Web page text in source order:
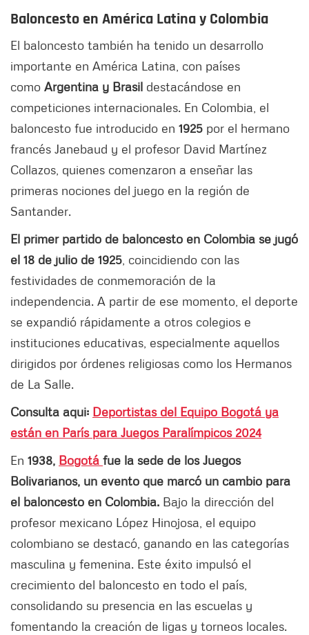
Baloncesto en América Latina y Colombia
El baloncesto también ha tenido un desarrollo
importante en América Latina, con países
como Argentina y Brasil destacándose en
competiciones internacionales. En Colombia, el
baloncesto fue introducido en 1925 por el hermano
francés Janebaud y el profesor David Martínez
Collazos, quienes comenzaron a enseñar las
primeras nociones del juego en la región de
Santander.
El primer partido de baloncesto en Colombia se jugó
el 18 de julio de 1925 , coincidiendo con las
festividades de conmemoración de la
independencia. A partir de ese momento, el deporte
se expandió rápidamente a otros colegios e
instituciones educativas, especialmente aquellos
dirigidos por órdenes religiosas como los Hermanos
de La Salle.
Consulta aqui: Deportistas del Equipo Bogotá ya
están en París para Juegos Paralímpicos 2024
En 1938, Bogotá fue la sede de los Juegos
Bolivarianos, un evento que marcó un cambio para
el baloncesto en Colombia. Bajo la dirección del
profesor mexicano López Hinojosa, el equipo
colombiano se destacó, ganando en las categorías
masculina y femenina. Este éxito impulsó el
crecimiento del baloncesto en todo el país,
consolidando su presencia en las escuelas y
fomentando la creación de ligas y torneos locales.